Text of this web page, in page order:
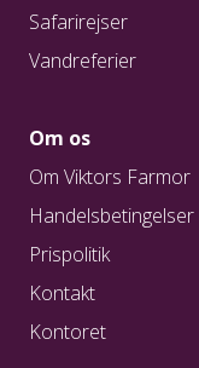
Safarirejser
Vandreferier
Om os
Om Viktors Farmor
Handelsbetingelser
Prispolitik
Kontakt
Kontoret